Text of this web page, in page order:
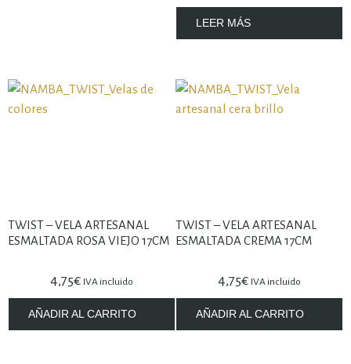
LEER MÁS
TWIST – VELA ARTESANAL
ESMALTADA ROSA VIEJO 17CM
4,75€ IVA incluido
AÑADIR AL CARRITO
TWIST – VELA ARTESANAL
ESMALTADA CREMA 17CM
4,75€ IVA incluido
AÑADIR AL CARRITO